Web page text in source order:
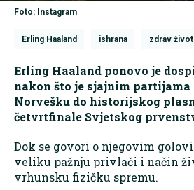
Foto: Instagram
Erling Haaland ishrana zdrav život
Erling Haaland ponovo je
nakon što je sjajnim partijama
Norvešku do historijskog
četvrtfinale Svjetskog
Dok se govori o njegovim
veliku pažnju privlači i način
vrhunsku fizičku spremu.